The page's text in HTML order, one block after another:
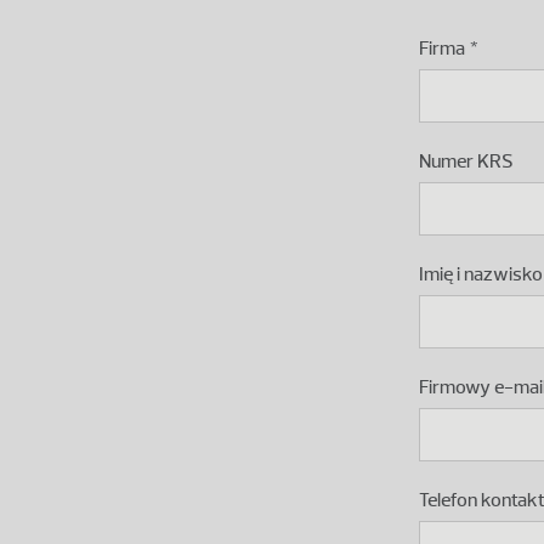
Firma
Numer KRS
Podaj numer
Imię i nazwisko
Firmowy e-
Telefon